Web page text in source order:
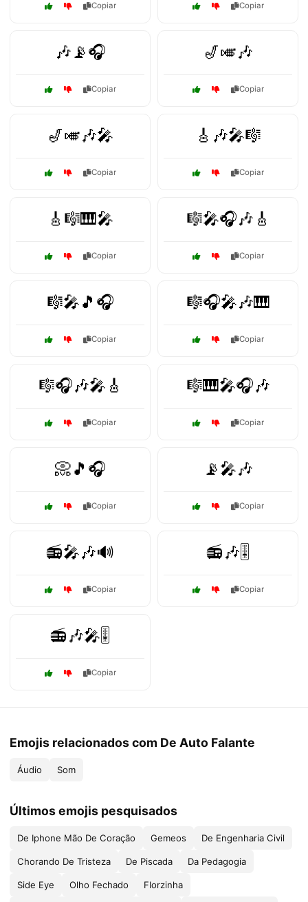
Copiar Copiar
🎶📡🎧
Copiar
🎷🎺🎶
Copiar
🎷🎺🎶🎤
Copiar
🎸🎶🎤🎼
Copiar
🎸🎼🎹🎤
Copiar
🎼🎤🎧🎶🎸
Copiar
🎼🎤🎵🎧
Copiar
🎼🎧🎤🎶🎹
Copiar
🎼🎧🎶🎤🎸
Copiar
🎼🎹🎤🎧🎶
Copiar
📀🎵🎧
Copiar
📡🎤🎶
Copiar
📻🎤🎶🔊
Copiar
📻🎶🎚️
Copiar
📻🎶🎤🎚️
Copiar
Emojis relacionados com De Auto Falante
Áudio Som
Últimos emojis pesquisados
De Iphone Mão De Coração Gemeos De Engenharia Civil
Chorando De Tristeza De Piscada Da Pedagogia
Side Eye Olho Fechado Florzinha